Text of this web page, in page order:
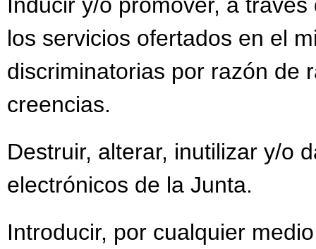
los servicios ofertados en el
discriminatorias por razón de
creencias.
Destruir, alterar, inutilizar y/o
electrónicos de la Junta.
Introducir, por cualquier